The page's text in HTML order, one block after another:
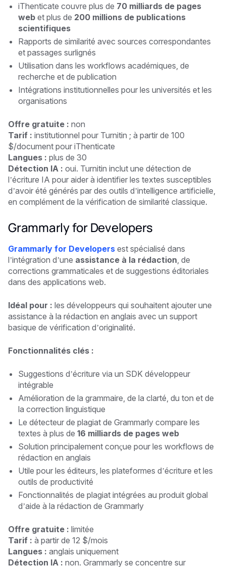
iThenticate couvre plus de 70 milliards de pages
web et plus de 200 millions de publications
scientifiques
Rapports de similarité avec sources correspondantes
et passages surlignés
Utilisation dans les workflows académiques, de
recherche et de publication
Intégrations institutionnelles pour les universités et les
organisations
Offre gratuite : non
Tarif : institutionnel pour Turnitin ; à partir de 100
$/document pour iThenticate
Langues : plus de 30
Détection IA : oui. Turnitin inclut une détection de
l’écriture IA pour aider à identifier les textes susceptibles
d’avoir été générés par des outils d’intelligence artificielle,
en complément de la vérification de similarité classique.
Grammarly for Developers
Grammarly for Developers est spécialisé dans
l’intégration d’une assistance à la rédaction , de
corrections grammaticales et de suggestions éditoriales
dans des applications web.
Idéal pour : les développeurs qui souhaitent ajouter une
assistance à la rédaction en anglais avec un support
basique de vérification d’originalité.
Fonctionnalités clés :
Suggestions d’écriture via un SDK développeur
intégrable
Amélioration de la grammaire, de la clarté, du ton et de
la correction linguistique
Le détecteur de plagiat de Grammarly compare les
textes à plus de 16 milliards de pages web
Solution principalement conçue pour les workflows de
rédaction en anglais
Utile pour les éditeurs, les plateformes d’écriture et les
outils de productivité
Fonctionnalités de plagiat intégrées au produit global
d’aide à la rédaction de Grammarly
Offre gratuite : limitée
Tarif : à partir de 12 $/mois
Langues : anglais uniquement
Détection IA : non. Grammarly se concentre sur